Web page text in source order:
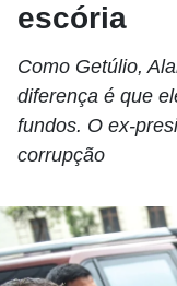
escória
Como Getúlio,
diferença é que
fundos. O ex-
corrupção